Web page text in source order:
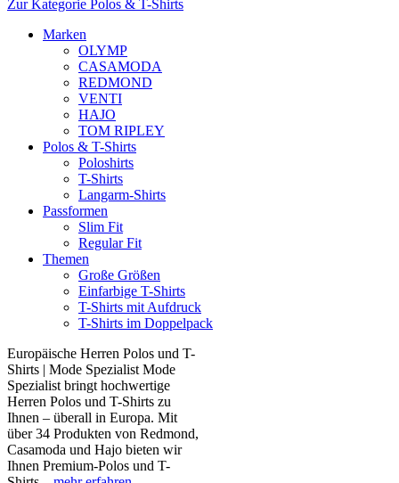
Zur Kategorie Polos & T-Shirts
Marken
OLYMP
CASAMODA
REDMOND
VENTI
HAJO
TOM RIPLEY
Polos & T-Shirts
Poloshirts
T-Shirts
Langarm-Shirts
Passformen
Slim Fit
Regular Fit
Themen
Große Größen
Einfarbige T-Shirts
T-Shirts mit Aufdruck
T-Shirts im Doppelpack
Europäische Herren Polos und T-
Shirts | Mode Spezialist Mode
Spezialist bringt hochwertige
Herren Polos und T-Shirts zu
Ihnen – überall in Europa. Mit
über 34 Produkten von Redmond,
Casamoda und Hajo bieten wir
Ihnen Premium-Polos und T-